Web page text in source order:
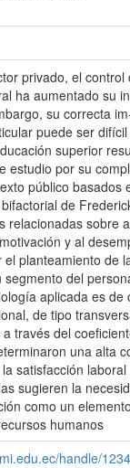
privado, el control
ha aumentado su
su correcta
puede ser
superior
estudio por su
público basados
de
relacionadas sobre
y al
planteamiento de
del
aplicada es de
de tipo
través del
una alta
satisfacción laboral
sugieren la
como un
humanos
handle/